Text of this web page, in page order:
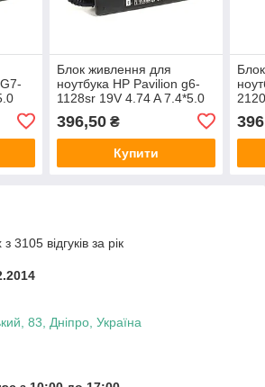
Блок живлення для
ноутбука HP Pavilion g6-
1128sr 19V 4.74 A 7.4*5.0
396,50₴
Купити
3105 відгуків за рік
83, Дніпро, Україна